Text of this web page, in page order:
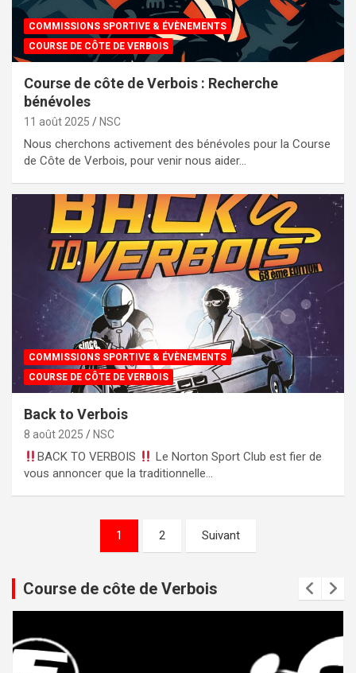
COMMISSIONS SPORTIVE & ÉVÈNEMENTS
COURSE DE CÔTE DE VERBOIS
Course de côte de Verbois : Recherche
bénévoles
11 août 2025 NSC
Nous cherchons activement des bénévoles pour la Course
de Côte de Verbois, pour venir nous aider…
COMMISSIONS SPORTIVE & ÉVÈNEMENTS
COURSE DE CÔTE DE VERBOIS
Back to Verbois
8 août 2025 NSC
BACK TO VERBOIS
Le Norton Sport Club est fier de
vous annoncer que la traditionnelle…
publications
1 2 Suivant
Course de côte de Verbois